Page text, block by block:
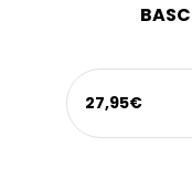
27,95€